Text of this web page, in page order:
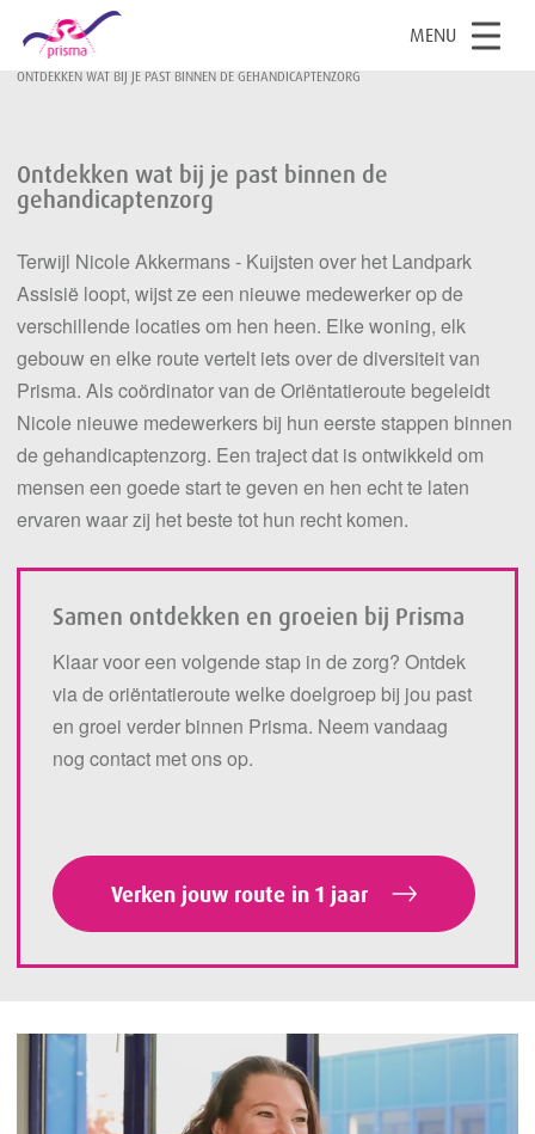
OPEN
MENU
HOME DIT IS PRISMA
ONTDEKKEN WAT BIJ JE PAST BINNEN DE GEHANDICAPTENZORG
Ontdekken wat bij je past binnen de
gehandicaptenzorg
Terwijl Nicole Akkermans - Kuijsten over het Landpark
Assisië loopt, wijst ze een nieuwe medewerker op de
verschillende locaties om hen heen. Elke woning, elk
gebouw en elke route vertelt iets over de diversiteit van
Prisma. Als coördinator van de Oriëntatieroute begeleidt
Nicole nieuwe medewerkers bij hun eerste stappen binnen
de gehandicaptenzorg. Een traject dat is ontwikkeld om
mensen een goede start te geven en hen echt te laten
ervaren waar zij het beste tot hun recht komen.
Samen ontdekken en groeien bij Prisma
Klaar voor een volgende stap in de zorg? Ontdek
via de oriëntatieroute welke doelgroep bij jou past
en groei verder binnen Prisma. Neem vandaag
nog contact met ons op.
Verken jouw route in 1 jaar